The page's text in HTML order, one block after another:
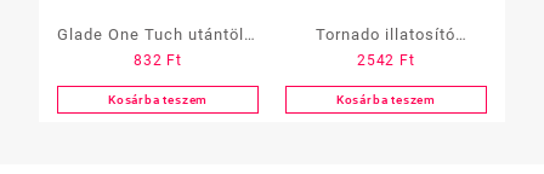
Glade One Tuch utántöltő
10 ml 1 db-os többféle
832 Ft
Kosárba teszem
Tornado illatosító
folyadék szf. 750 ml
2542 Ft
Kosárba teszem